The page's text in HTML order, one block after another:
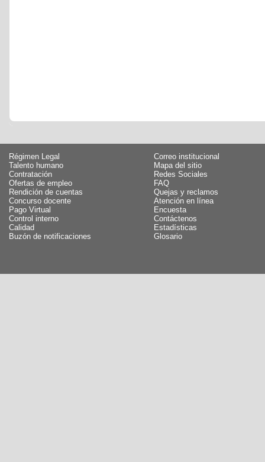
Régimen Legal
Talento humano
Contratación
Ofertas de empleo
Rendición de cuentas
Concurso docente
Pago Virtual
Control interno
Calidad
Buzón de notificaciones
Correo institucional
Mapa del sitio
Redes Sociales
FAQ
Quejas y reclamos
Atención en línea
Encuesta
Contáctenos
Estadísticas
Glosario